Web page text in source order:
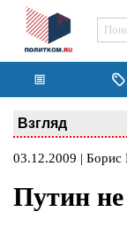
Взгляд
03.12.2009 | Борис
Путин не